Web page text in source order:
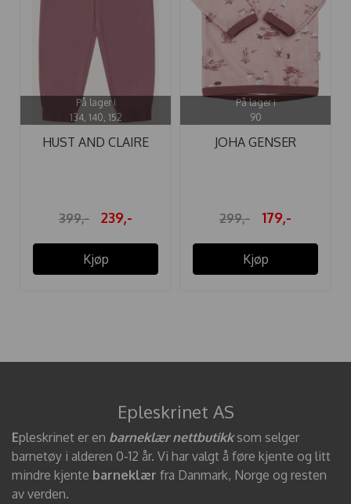
På lager i
134, 140, 152
HUST AND CLAIRE
399,- 239,-
Kjøp
På lager i
90
JOHA GENSER
299,- 179,-
Kjøp
Epleskrinet AS
Epleskrinet er en barneklær nettbutikksom selger
barnetøy i alderen 0-12 år. Vi har valgt å føre kjente og litt
mindre kjente barneklær fra Danmark, Norge og resten
av verden.